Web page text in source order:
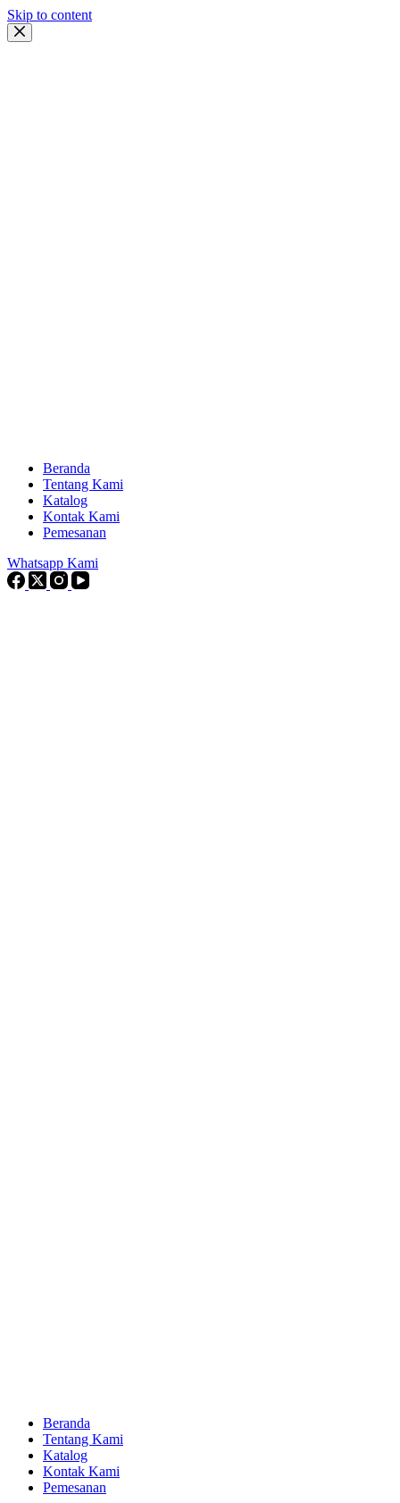
Skip to content
Beranda
Tentang Kami
Katalog
Kontak Kami
Pemesanan
Whatsapp Kami
Beranda
Tentang Kami
Katalog
Kontak Kami
Pemesanan